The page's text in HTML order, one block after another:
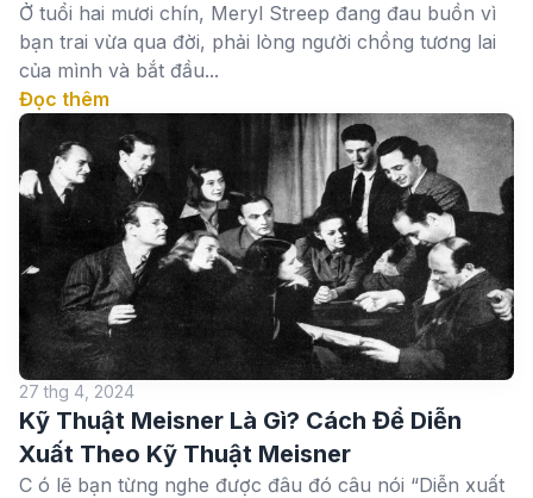
Ở tuổi hai mươi chín, Meryl Streep đang đau buồn vì
bạn trai vừa qua đời, phải lòng người chồng tương lai
của mình và bắt đầu...
Đọc thêm
27 thg 4, 2024
Kỹ Thuật Meisner Là Gì? Cách Để Diễn
Xuất Theo Kỹ Thuật Meisner
C ó lẽ bạn từng nghe được đâu đó câu nói “Diễn xuất